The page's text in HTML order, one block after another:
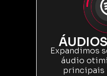
ÁUDIOS
Expandimos
áudio
principais